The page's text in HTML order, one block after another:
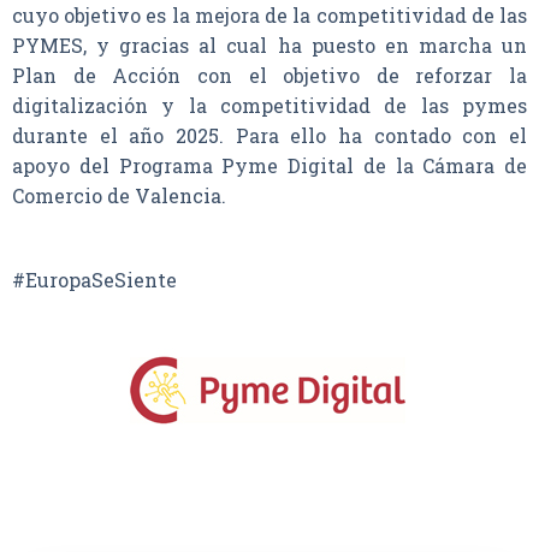
cuyo objetivo es la mejora de la competitividad de las
PYMES, y gracias al cual ha puesto en marcha un
Plan de Acción con el objetivo de reforzar la
digitalización y la competitividad de las pymes
durante el año 2025. Para ello ha contado con el
apoyo del Programa Pyme Digital de la Cámara de
Comercio de Valencia.
#EuropaSeSiente